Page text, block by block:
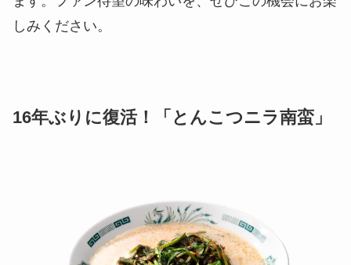
しみください。
16年ぶりに復活！「とんこつニラ南蛮」